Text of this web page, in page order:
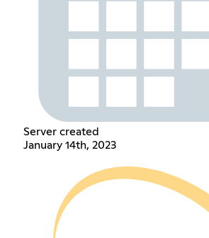
Server created
January 14th, 2023